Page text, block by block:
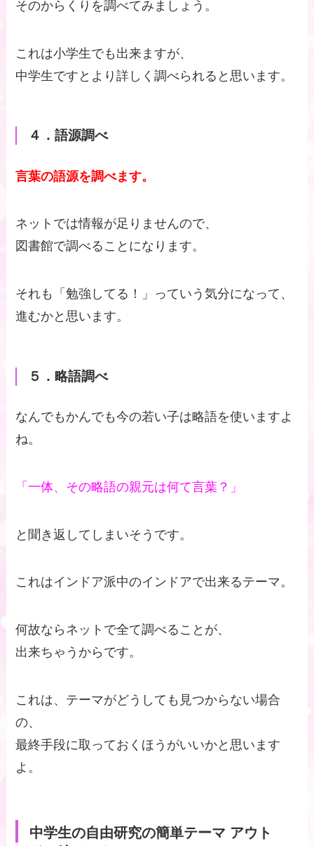
そのからくりを調べてみましょう。
これは小学生でも出来ますが、
中学生ですとより詳しく調べられると思います。
４．語源調べ
言葉の語源を調べます。
ネットでは情報が足りませんので、
図書館で調べることになります。
それも「勉強してる！」っていう気分になって、
進むかと思います。
５．略語調べ
なんでもかんでも今の若い子は略語を使いますよ
ね。
「一体、その略語の親元は何て言葉？」
と聞き返してしまいそうです。
これはインドア派中のインドアで出来るテーマ。
何故ならネットで全て調べることが、
出来ちゃうからです。
これは、テーマがどうしても見つからない場合
の、
最終手段に取っておくほうがいいかと思います
よ。
中学生の自由研究の簡単テーマ アウト